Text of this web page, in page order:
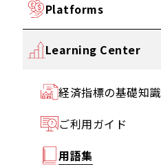
Platforms
Learning Center
経済指標の基礎知識
ご利用ガイド
用語集